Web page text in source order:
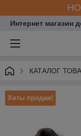
Интернет магазин
КАТАЛОГ
Хиты продаж!